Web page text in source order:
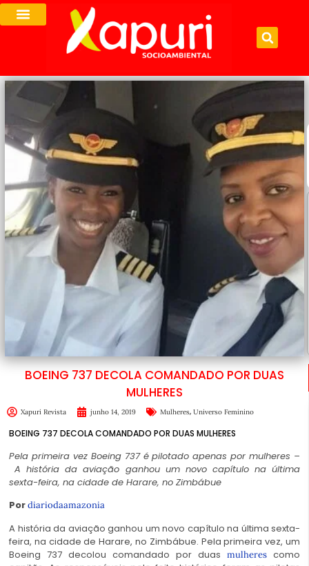
BOEING 737 DECOLA COMANDADO POR DUAS
MULHERES
Xapuri Revista junho 14, 2019 Mulheres, Universo Feminino
BOEING 737 DECOLA COMANDADO POR DUAS MULHERES
Pela primeira vez Boeing 737 é pilotado apenas por mulheres –
A história da aviação ganhou um novo capítulo na última
sexta-feira, na cidade de Harare, no Zimbábue
Pordiariodaamazonia
A história da aviação ganhou um novo capítulo na última sexta-
feira, na cidade de Harare, no Zimbábue. Pela primeira vez, um
Boeing 737 decolou comandado por duas mulheres como